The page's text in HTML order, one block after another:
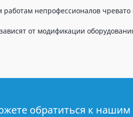
работам непрофессионалов
от модификации
обратиться к